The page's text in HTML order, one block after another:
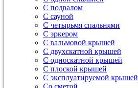
С подвалом
С сауной
С четырьмя спальнями
С эркером
С вальмовой крышей
С двухскатной крышей
С односкатной крышей
С плоской крышей
С эксплуатируемой крышей